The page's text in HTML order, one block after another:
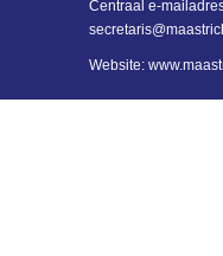
Centraal e-
siraterces
Website: